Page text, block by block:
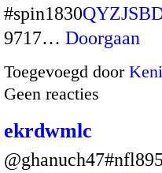
#spin1830
9717… Doorgaan
Toegevoegd door
Geen reacties
ekrdwmlc